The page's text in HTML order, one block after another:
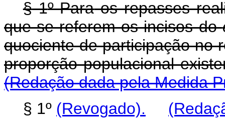
§1º Paraos repasses
que se referem os incisos do
quociente de participação no
proporção populacional
(Redação dada pela Medida
§ 1º (Revogado).